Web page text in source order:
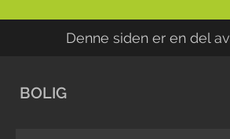
Denne siden er en del av
BOLIG